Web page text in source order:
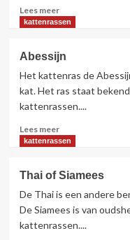
Lees meerLees
meer
Rex
kattenrassen
Abessijn
Het kattenras de
kat. Het ras staat
kattenrassen....
Lees meerLees
meer
kattenrassen
Thai of Siamees
De Thai is een andere
De Siamees is van
kattenrassen....